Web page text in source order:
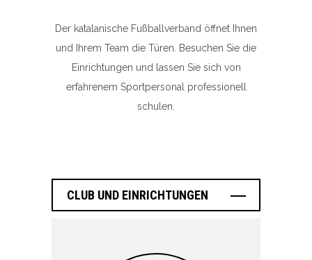
Der katalanische Fußballverband öffnet Ihnen
und Ihrem Team die Türen. Besuchen Sie die
Einrichtungen und lassen Sie sich von
erfahrenem Sportpersonal professionell
schulen.
CLUB UND EINRICHTUNGEN